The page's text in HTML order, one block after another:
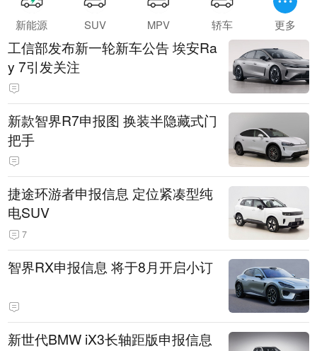
新能源 SUV MPV 轿车 更多
工信部发布新一轮新车公告 埃安Ra
y 7引发关注
新款智界R7申报图 换装半隐藏式门
把手
捷途环游者申报信息 定位紧凑型纯
电SUV
7
智界RX申报信息 将于8月开启小订
新世代BMW iX3长轴距版申报信息